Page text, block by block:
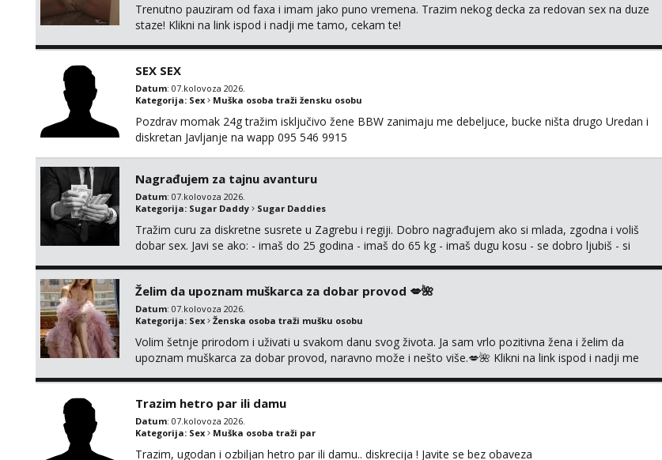
Trenutno pauziram od faxa i imam jako puno vremena. Trazim nekog decka za redovan sex na duze
staze! Klikni na link ispod i nadji me tamo, cekam te!
SEX SEX
Datum: 07.kolovoza 2026.
Kategorija: Sex Muška osoba traži žensku osobu
Pozdrav momak 24g tražim isključivo žene BBW zanimaju me debeljuce, bucke ništa drugo Uredan i
diskretan Javljanje na wapp 095 546 9915
Nagrađujem za tajnu avanturu
Datum: 07.kolovoza 2026.
Kategorija: Sugar Daddy Sugar Daddies
Tražim curu za diskretne susrete u Zagrebu i regiji. Dobro nagrađujem ako si mlada, zgodna i voliš
dobar sex. Javi se ako: - imaš do 25 godina - imaš do 65 kg - imaš dugu kosu - se dobro ljubiš - si
Želim da upoznam muškarca za dobar provod 💋🌺
Datum: 07.kolovoza 2026.
Kategorija: Sex Ženska osoba traži mušku osobu
Volim šetnje prirodom i uživati u svakom danu svog života. Ja sam vrlo pozitivna žena i želim da
upoznam muškarca za dobar provod, naravno može i nešto više.💋🌺 Klikni na link ispod i nadji me
Trazim hetro par ili damu
Datum: 07.kolovoza 2026.
Kategorija: Sex Muška osoba traži par
Trazim, ugodan i ozbiljan hetro par ili damu.. diskrecija ! Javite se bez obaveza